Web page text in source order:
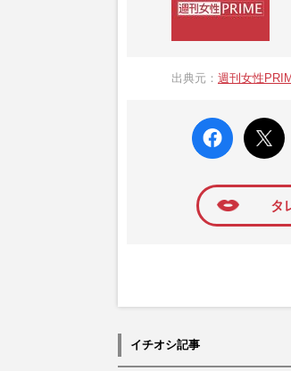
か、女性週刊誌『週
出典元： 週刊女性
faceboo
k いい
ね
X ポス
ト
タ
イチオシ記事